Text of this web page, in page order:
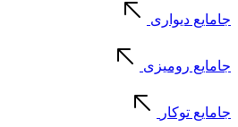
جامایع دیواری
جامایع رومیزی
جامایع توکار